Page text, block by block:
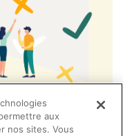
aux
nos sites. Vous